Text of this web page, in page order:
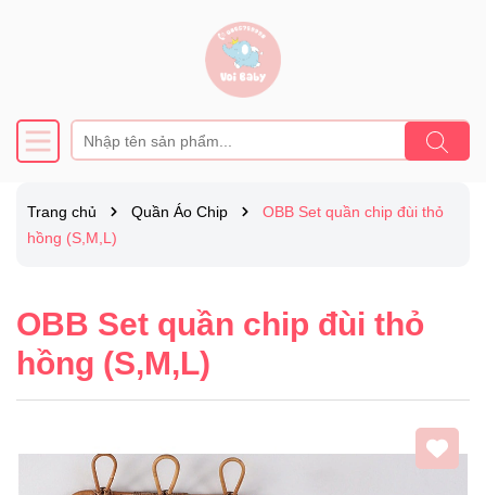
Trang chủ Quần Áo Chip
OBB Set quần chip đùi thỏ
hồng (S,M,L)
OBB Set quần chip đùi thỏ
hồng (S,M,L)